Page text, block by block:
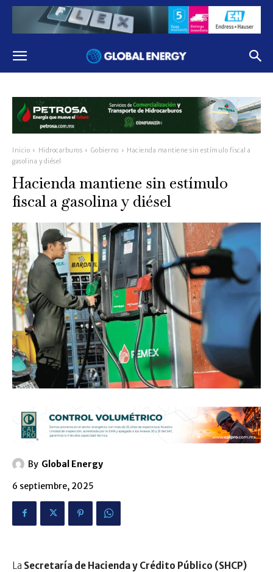
Inicio Hidrocarburos Gobierno
Hacienda mantiene sin estímulo fiscal a
gasolina y diésel
Hacienda mantiene sin estímulo
fiscal a gasolina y diésel
By Global Energy
6 septiembre, 2025
La Secretaría de Hacienda y Crédito Público (SHCP)